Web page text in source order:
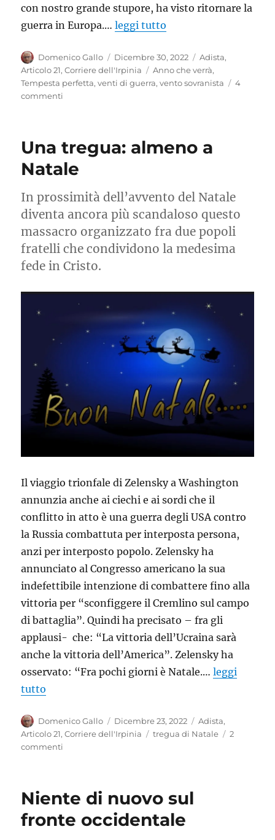
con nostro grande stupore, ha visto ritornare la
guerra in Europa.…leggi tutto
Autore
Domenico Gallo
Pubblicato
il
Dicembre 30, 2022 Categorie
Adista,
Articolo 21,Corriere dell'Irpinia Tag
Anno che verrà,
Tempesta perfetta,venti di guerra,vento sovranista
4
commenti
Una tregua: almeno a
Natale
In prossimità dell’avvento del Natale
diventa ancora più scandaloso questo
massacro organizzato fra due popoli
fratelli che condividono la medesima
fede in Cristo.
Il viaggio trionfale di Zelensky a Washington
annunzia anche ai ciechi e ai sordi che il
conflitto in atto è una guerra degli USA contro
la Russia combattuta per interposta persona,
anzi per interposto popolo. Zelensky ha
annunciato al Congresso americano la sua
indefettibile intenzione di combattere fino alla
vittoria per “sconfiggere il Cremlino sul campo
di battaglia”. Quindi ha precisato – fra gli
applausi- che: “La vittoria dell’Ucraina sarà
anche la vittoria dell’America”. Zelensky ha
osservato: “Fra pochi giorni è Natale.…leggi
tutto
Autore
Domenico Gallo
Pubblicato
il
Dicembre 23, 2022 Categorie
Adista,
Articolo 21,Corriere dell'Irpinia Tag
tregua di Natale
2
commenti
a
Niente di nuovo sul
fronte occidentale